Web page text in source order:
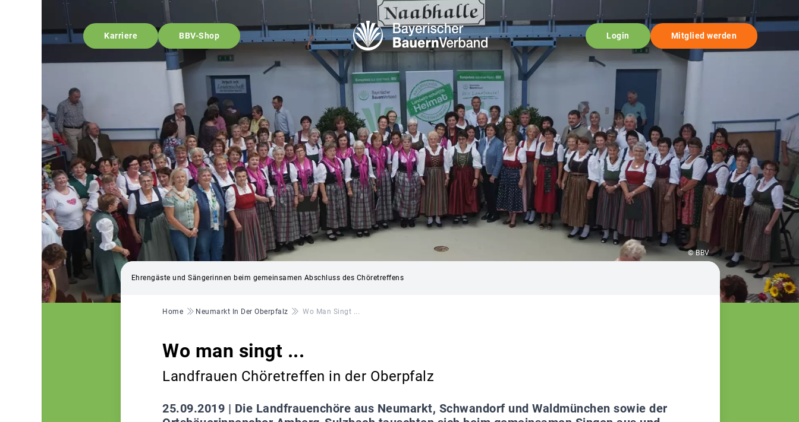
Karriere BBV-Shop Login Mitglied werden
© BBV
Ehrengäste und Sängerinnen beim gemeinsamen Abschluss des Chöretreffens
Pfadnavigation
Home Neumarkt In Der Oberpfalz Wo Man Singt ...
Wo man singt ...
Landfrauen Chöretreffen in der Oberpfalz
25.09.2019 | Die Landfrauenchöre aus Neumarkt, Schwandorf und Waldmünchen sowie der